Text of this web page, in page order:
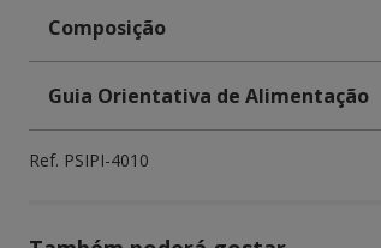
Composição
Guia Orientativa de Alimentação
Ref. PSIPI-4010